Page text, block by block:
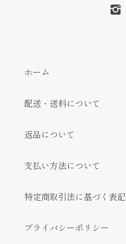
ホーム
配送・送料について
返品について
支払い方法について
特定商取引法に基づく表記
プライバシーポリシー